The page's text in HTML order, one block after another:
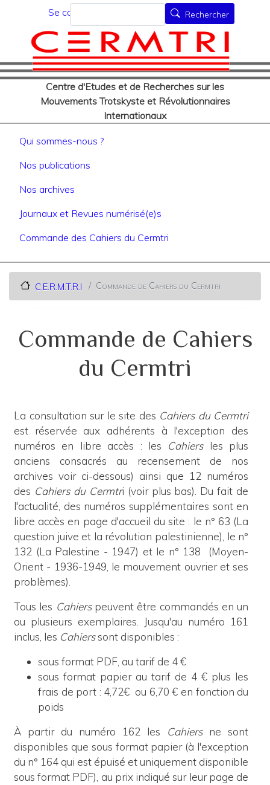
au
contenu
principal
Menu du compte de
Se connecter
Centre d'Etudes et de Recherches sur les
Mouvements Trotskyste et Révolutionnaires
Internationaux
Rechercher Rechercher
Navigation principale
Qui sommes-nous ?
Nos publications
Nos archives
Journaux et Revues numérisé(e)s
Commande des Cahiers du Cermtri
C.E.R.M.T.R.I Commande de Cahiers du Cermtri
Commande de Cahiers
du Cermtri
La consultation sur le site des Cahiers du Cermtri
est réservée aux adhérents à l'exception des
numéros en libre accès : les Cahiersles plus
anciens consacrés au recensement de nos
archives voir ci-dessous) ainsi que 12 numéros
des Cahiers du Cermtri (voir plus bas). Du fait de
l'actualité, des numéros supplémentaires sont en
libre accès en page d'accueil du site : le n° 63 (La
question juive et la révolution palestinienne), le n°
132 (La Palestine - 1947) et le n° 138 (Moyen-
Orient - 1936-1949, le mouvement ouvrier et ses
problèmes).
Tous les Cahierspeuvent être commandés en un
ou plusieurs exemplaires. Jusqu'au numéro 161
inclus, les Cahierssont disponibles :
sous format PDF, au tarif de 4 €
sous format papier au tarif de 4 € plus les
frais de port : 4,72€ ou 6,70 € en fonction du
poids
À partir du numéro 162 les Cahiersne sont
disponibles que sous format papier (à l'exception
du n° 164 qui est épuisé et uniquement disponible
sous format PDF), au prix indiqué sur leur page de